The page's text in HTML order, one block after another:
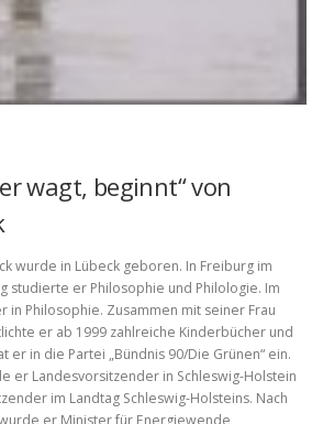
wagt, beginnt“ von
wurde in Lübeck geboren. In Freiburg im
studierte er Philosophie und Philologie. Im
in Philosophie. Zusammen mit seiner Frau
er ab 1999 zahlreiche Kinderbücher und
er in die Partei „Bündnis 90/Die Grünen“ ein.
er Landesvorsitzender in Schleswig-Holstein
im Landtag Schleswig-Holsteins. Nach